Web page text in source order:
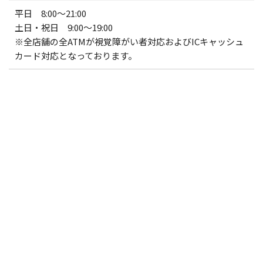
平日 8:00～21:00
土日・祝日 9:00～19:00
※全店舗の全ATMが視覚障がい者対応およびICキャッシュ
カード対応となっております。